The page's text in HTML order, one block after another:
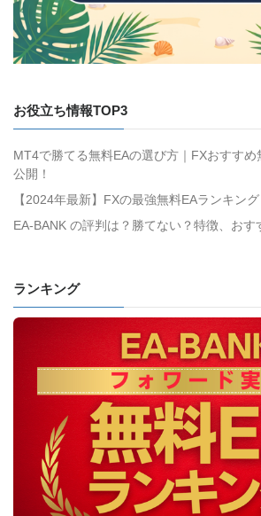
お役立ち情報TOP3
MT4で勝てる無料EAの選び方｜FXおすすめ
公開！
【2024年最新】FXの最強無料EAランキング
EA-BANK の評判は？勝てない？特徴、おす
ランキング